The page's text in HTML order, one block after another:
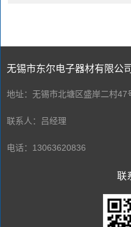
无锡市东尔电子器材有限公司
地址：无锡市北塘区盛岸二村47
联系人：吕经理
电话：13063620836
联